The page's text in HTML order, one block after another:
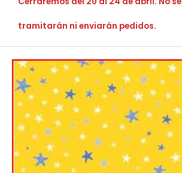
tramitarán ni enviarán pedidos.